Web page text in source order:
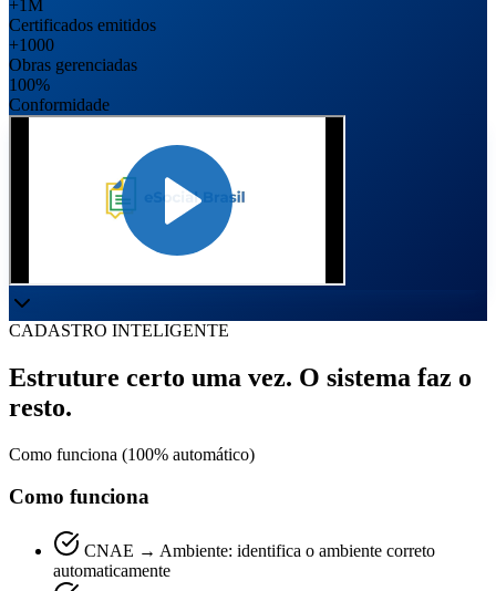
+1M
Certificados emitidos
+1000
Obras gerenciadas
100%
Conformidade
CADASTRO INTELIGENTE
Estruture certo uma vez. O sistema faz o
resto.
Como funciona (100% automático)
Como funciona
CNAE → Ambiente: identifica o ambiente correto
automaticamente